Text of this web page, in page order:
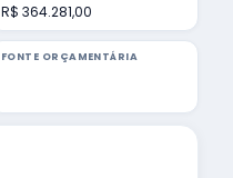
R$ 364.281,00
FONTE ORÇAMENTÁRIA